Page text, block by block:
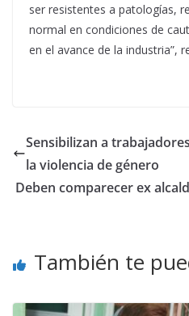
ser resistentes a patologías,
normal en condiciones de
en el avance de la industria”,
Sensibilizan a
la violencia de género
Deben comparecer ex
También te